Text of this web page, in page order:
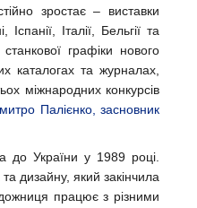
зростає – виставки
Італії, Бельгії та
графіки нового
каталогах та журналах,
міжнародних конкурсів
Палієнко, засновник
до України у 1989 році.
дизайну, який закінчила
працює з різними